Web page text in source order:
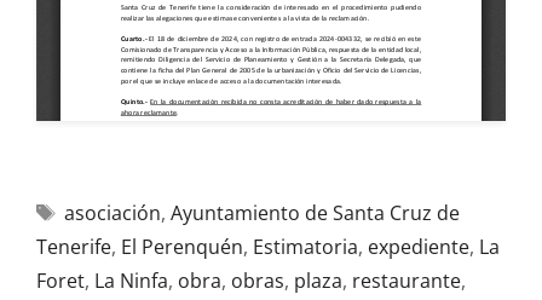
asociación, Ayuntamiento de Santa Cruz de
Tenerife, El Perenquén, Estimatoria, expediente, La
Foret, La Ninfa, obra, obras, plaza, restaurante,